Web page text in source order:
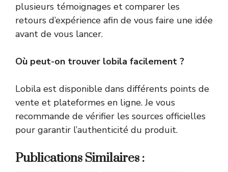
plusieurs témoignages et comparer les
retours d’expérience afin de vous faire une idée
avant de vous lancer.
Où peut-on trouver lobila facilement ?
Lobila est disponible dans différents points de
vente et plateformes en ligne. Je vous
recommande de vérifier les sources officielles
pour garantir l’authenticité du produit.
Publications Similaires :